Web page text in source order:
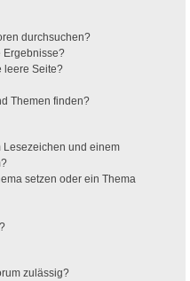
durchsuchen?
Ergebnisse?
leere Seite?
Themen finden?
Lesezeichen und einem
setzen oder ein Thema
zulässig?